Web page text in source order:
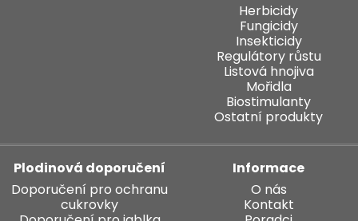
Herbicidy
Fungicidy
Insekticidy
Regulátory růstu
Listová hnojiva
Mořidla
Biostimulanty
Ostatní produkty
Plodinová doporučení
Doporučení pro ochranu
cukrovky
Informace
O nás
Kontakt